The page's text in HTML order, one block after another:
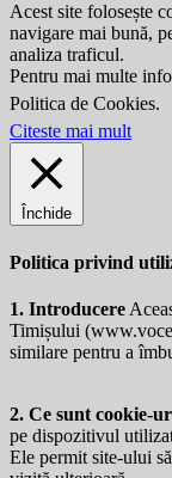
Acest site folosește
navigare mai bună,
analiza traficul.
Pentru mai multe
Politica de Cookies.
Citeste mai mult
Închide
Politica privind
1. Introducere
Timișului (
similare pentru a
2. Ce sunt cookie-
pe dispozitivul
Ele permit site-ului